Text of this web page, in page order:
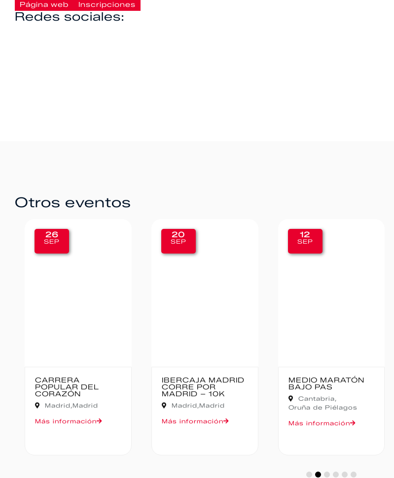
Página web Inscripciones
Redes sociales:
Otros eventos
20
SEP
IBERCAJA MADRID
CORRE POR
MADRID – 10K
Madrid,Madrid
Más información
12
SEP
MEDIO MARATÓN
BAJO PAS
Cantabria,
Oruña de Piélagos
Más información
26
SEP
GORBEIA SUZIEN
Bizkaia, Zeanuri
Más información